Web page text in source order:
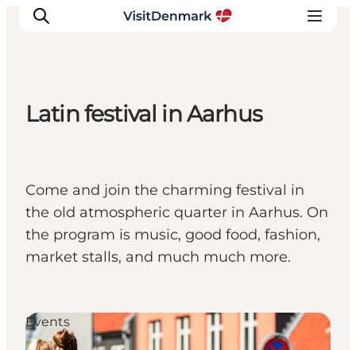
Cosa fare
Dove dormire
Pianifica il viaggio
Latin festival in Aarhus
Come and join the charming festival in
the old atmospheric quarter in Aarhus. On
the program is music, good food, fashion,
market stalls, and much much more.
Events